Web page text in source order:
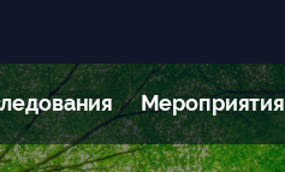
Мероприятия